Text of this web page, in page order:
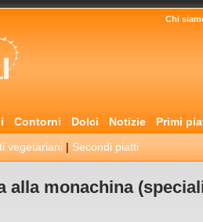
Chi
Contorni Dolci Notizie
Primi
vegetariani | Secondi piatti
alla monachina